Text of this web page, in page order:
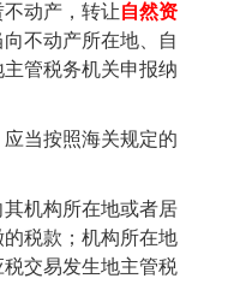
动产，转让自然资
向不动产所在地、自
管税务机关申报纳
应当按照海关规定的
机构所在地或者居
税款；机构所在地
交易发生地主管税